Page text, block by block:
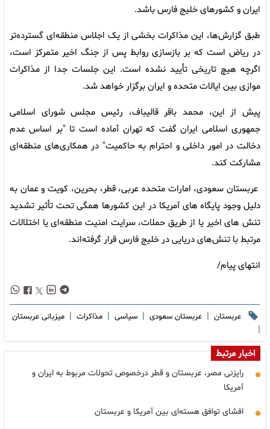
ایران و کشور‌های خلیج فارس باشد.
طبق گزارش‌ها، این مذاکرات بخشی از یک اجلاس منطقه‌ای گسترده‌تر
در ریاض است که بر بازسازی روابط پس از جنگ اخیر متمرکز است،
اگرچه هیچ تاریخی تأیید نشده است. این جلسات جدا از مذاکرات
موازی بین ایالات متحده و ایران برگزار خواهد شد.
پیش از این، محمد باقر قالیباف، رئیس مجلس شورای اسلامی
جمهوری اسلامی ایران گفت که تهران آماده است تا "بر اساس عدم
دخالت در امور داخلی و احترام به حاکمیت" در همکاری‌های منطقه‌ای
مشارکت کند.
عربستان سعودی، امارات متحده عربی، قطر، بحرین، کویت و عمان به
دلیل وجود پایگاه های آمریکا در این کشورها همگی تحت تأثیر تشدید
تنش های اخیر یا از طریق حملات، سرایت امنیت منطقه‌ای یا اختلالات
مرتبط با تنش‌های دریایی در خلیج فارس قرار گرفته‌اند.
انتهای پیام/
عربستان | عربستان سعودی | سیاسی | مذاکرات | میزبانی عربستان
|
اخبار مرتبط
رایزنی مصر، عربستان و قطر درخصوص تحولات مربوط به ایران و
آمریکا
افشای توافق هسته‌ای بین آمریکا و عربستان